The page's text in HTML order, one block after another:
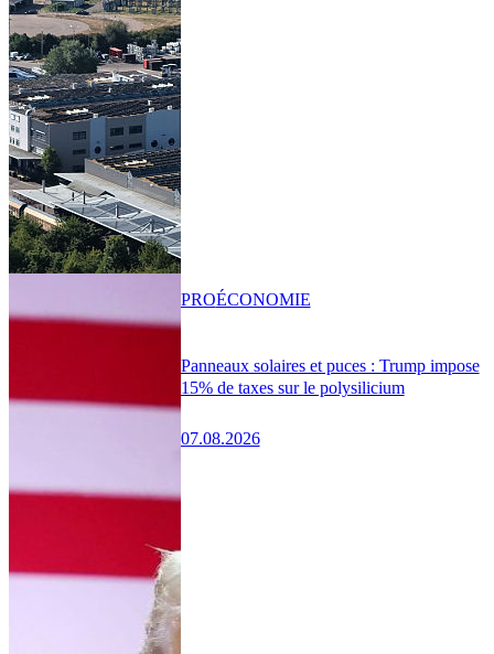
Panneaux solaires et puces : Trump impose
15% de taxes sur le polysilicium
07.08.2026
PROÉCONOMIE